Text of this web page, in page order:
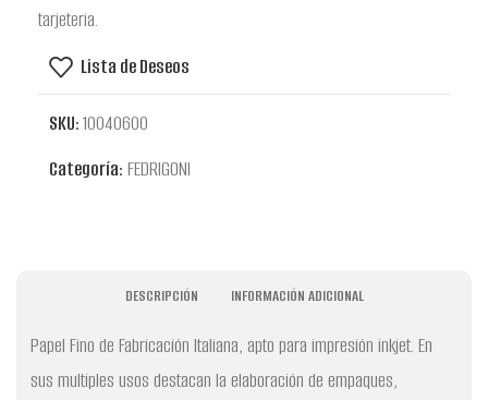
tarjeteria.
Lista de Deseos
SKU:10040600
Categoría: FEDRIGONI
DESCRIPCIÓN INFORMACIÓN ADICIONAL
Papel Fino de Fabricación Italiana, apto para impresión inkjet. En
sus multiples usos destacan la elaboración de empaques,